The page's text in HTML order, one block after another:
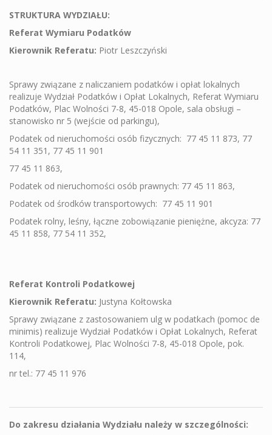
STRUKTURA WYDZIAŁU:
Referat Wymiaru Podatków
Kierownik Referatu: Piotr Leszczyński
Sprawy związane z naliczaniem podatków i opłat lokalnych
realizuje Wydział Podatków i Opłat Lokalnych, Referat Wymiaru
Podatków, Plac Wolności 7-8, 45-018 Opole, sala obsługi –
stanowisko nr 5 (wejście od parkingu),
Podatek od nieruchomości osób fizycznych: 77 45 11 873, 77
54 11 351, 77 45 11 901
77 45 11 863,
Podatek od nieruchomości osób prawnych: 77 45 11 863,
Podatek od środków transportowych: 77 45 11 901
Podatek rolny, leśny, łączne zobowiązanie pieniężne, akcyza: 77
45 11 858, 77 54 11 352,
Referat Kontroli Podatkowej
Kierownik Referatu: Justyna Kołtowska
Sprawy związane z zastosowaniem ulg w podatkach (pomoc de
minimis) realizuje Wydział Podatków i Opłat Lokalnych, Referat
Kontroli Podatkowej, Plac Wolności 7-8, 45-018 Opole, pok.
114,
nr tel.: 77 45 11 976
Do zakresu działania Wydziału należy w szczególności: